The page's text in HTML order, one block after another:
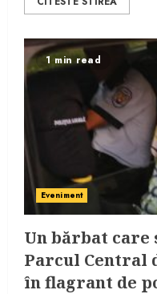
1 min read
Eveniment
Un bărbat care
Parcul Central
în flagrant de